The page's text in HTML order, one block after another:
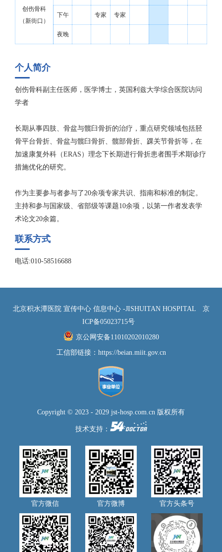
创伤骨科
（新街口）
下午 专家 专家
夜晚
个人简介
创伤骨科副主任医师，医学博士，英国利兹大学综合医院访问
学者
长期从事四肢、骨盆与髋臼骨折的治疗，重点研究领域包括胫
骨平台骨折、骨盆与髋臼骨折、髋部骨折、踝关节骨折等，在
加速康复外科（ERAS）理念下长期进行骨折患者围手术期诊疗
措施优化的研究。
作为主要参与者参与了20余项专家共识、指南和标准的制定。
主持和参与国家级、省部级等课题10余项，以第一作者发表学
术论文20余篇。
联系方式
电话:010-58516688
北京积水潭医院 宣传中心 信息中心 -JISHUITAN HOSPITAL
京
ICP备05023715号
京公网安备11010202010280
工信部链接： https://beian.miit.gov.cn
Copyright © 2023 - 2029 jst-hosp.com.cn 版权所有
技术支持：
官方微信 官方微博 官方头条号